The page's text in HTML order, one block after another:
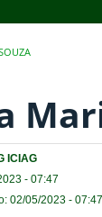
ICIAG
- 07:47
02/05/2023 - 07:47